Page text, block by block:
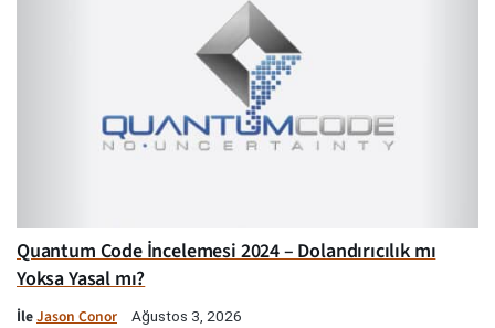
Quantum Code İncelemesi 2024 – Dolandırıcılık mı
Yoksa Yasal mı?
İleJason Conor Ağustos 3, 2026